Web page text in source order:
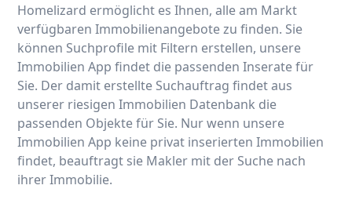
Homelizard ermöglicht es Ihnen, alle am Markt
verfügbaren Immobilienangebote zu finden. Sie
können Suchprofile mit Filtern erstellen, unsere
Immobilien App findet die passenden Inserate für
Sie. Der damit erstellte Suchauftrag findet aus
unserer riesigen Immobilien Datenbank die
passenden Objekte für Sie. Nur wenn unsere
Immobilien App keine privat inserierten Immobilien
findet, beauftragt sie Makler mit der Suche nach
ihrer Immobilie.